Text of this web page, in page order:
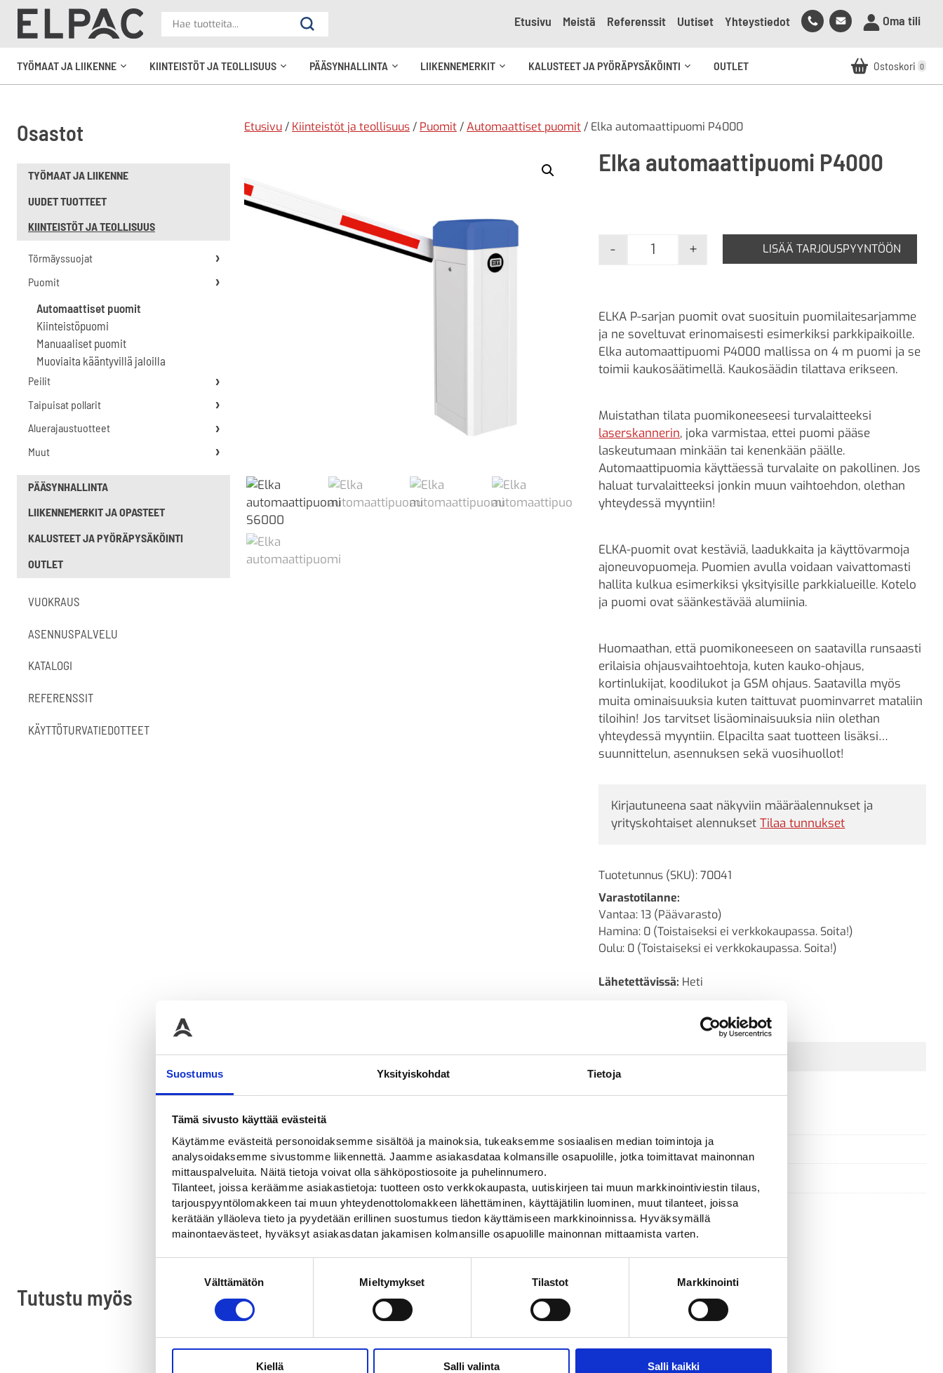
Suostumus Yksityiskohdat Tietoja
Tämä sivusto käyttää evästeitä
Käytämme evästeitä personoidaksemme sisältöä ja mainoksia, tukeaksemme sosiaalisen median toimintoja ja
analysoidaksemme sivustomme liikennettä. Jaamme asiakasdataa kolmansille osapuolille, jotka toimittavat mainonnan
mittauspalveluita. Näitä tietoja voivat olla sähköpostiosoite ja puhelinnumero.
Tilanteet, joissa keräämme asiakastietoja: tuotteen osto verkkokaupasta, uutiskirjeen tai muun markkinointiviestin tilaus,
tarjouspyyntölomakkeen tai muun yhteydenottolomakkeen lähettäminen, käyttäjätilin luominen, muut tilanteet, joissa
kerätään ylläoleva tieto ja pyydetään erillinen suostumus tiedon käyttämiseen markkinoinnissa. Hyväksymällä
mainontaevästeet, hyväksyt asiakasdatan jakamisen kolmansille osapuolille mainonnan mittaamista varten.
Välttämätön Mieltymykset Tilastot Markkinointi
Kiellä Salli valinta Salli kaikki
Hae
Hae
Etusivu Meistä Referenssit Uutiset Yhteystiedot
Soita
meille
Lähetä
meille
Oma tili
TYÖMAAT JA LIIKENNE
KIINTEISTÖT JA TEOLLISUUS
PÄÄSYNHALLINTA
LIIKENNEMERKIT
KALUSTEET JA PYÖRÄPYSÄKÖINTI
OUTLET Ostoskori 0
Osastot
TYÖMAAT JA LIIKENNE
UUDET TUOTTEET
KIINTEISTÖT JA TEOLLISUUS
Törmäyssuojat
Puomit
Automaattiset puomit
Kiinteistöpuomi
Manuaaliset puomit
Muoviaita kääntyvillä jaloilla
Peilit
Taipuisat pollarit
Aluerajaustuotteet
Muut
PÄÄSYNHALLINTA
LIIKENNEMERKIT JA OPASTEET
KALUSTEET JA PYÖRÄPYSÄKÖINTI
OUTLET
VUOKRAUS
ASENNUSPALVELU
KATALOGI
REFERENSSIT
KÄYTTÖTURVATIEDOTTEET
Etusivu / Kiinteistöt ja teollisuus / Puomit /Automaattiset puomit / Elka automaattipuomi P4000
Elka automaattipuomi P4000
Elka automaattipuomi P4000 määrä
- + LISÄÄ TARJOUSPYYNTÖÖN
ELKA P-sarjan puomit ovat suosituin puomilaitesarjamme
ja ne soveltuvat erinomaisesti esimerkiksi parkkipaikoille.
Elka automaattipuomi P4000 mallissa on 4 m puomi ja se
toimii kaukosäätimellä. Kaukosäädin tilattava erikseen.
Muistathan tilata puomikoneeseesi turvalaitteeksi
laserskannerin, joka varmistaa, ettei puomi pääse
laskeutumaan minkään tai kenenkään päälle.
Automaattipuomia käyttäessä turvalaite on pakollinen. Jos
haluat turvalaitteeksi jonkin muun vaihtoehdon, olethan
yhteydessä myyntiin!
ELKA-puomit ovat kestäviä, laadukkaita ja käyttövarmoja
ajoneuvopuomeja. Puomien avulla voidaan vaivattomasti
hallita kulkua esimerkiksi yksityisille parkkialueille. Kotelo
ja puomi ovat säänkestävää alumiinia.
Huomaathan, että puomikoneeseen on saatavilla runsaasti
erilaisia ohjausvaihtoehtoja, kuten kauko-ohjaus,
kortinlukijat, koodilukot ja GSM ohjaus. Saatavilla myös
muita ominaisuuksia kuten taittuvat puominvarret mataliin
tiloihin! Jos tarvitset lisäominaisuuksia niin olethan
yhteydessä myyntiin. Elpacilta saat tuotteen lisäksi
suunnittelun, asennuksen sekä vuosihuollot!
Kirjautuneena saat näkyviin määräalennukset ja
yrityskohtaiset alennuksetTilaa tunnukset
Tuotetunnus (SKU): 70041
Varastotilanne:
Vantaa: 13 (Päävarasto)
Hamina: 0 (Toistaiseksi ei verkkokaupassa. Soita!)
Oulu: 0 (Toistaiseksi ei verkkokaupassa. Soita!)
Lähetettävissä: Heti
LISÄTIEDOT ARVIOT
Lisätiedot
Paino
71 kg (kilogramma)
Pituus
4000
Tutustu myös